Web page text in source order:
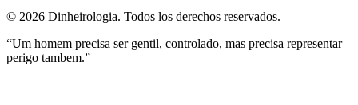
© 2026 Dinheirologia. Todos los derechos reservados.
“Um homem precisa ser gentil, controlado, mas precisa representar
perigo tambem.”